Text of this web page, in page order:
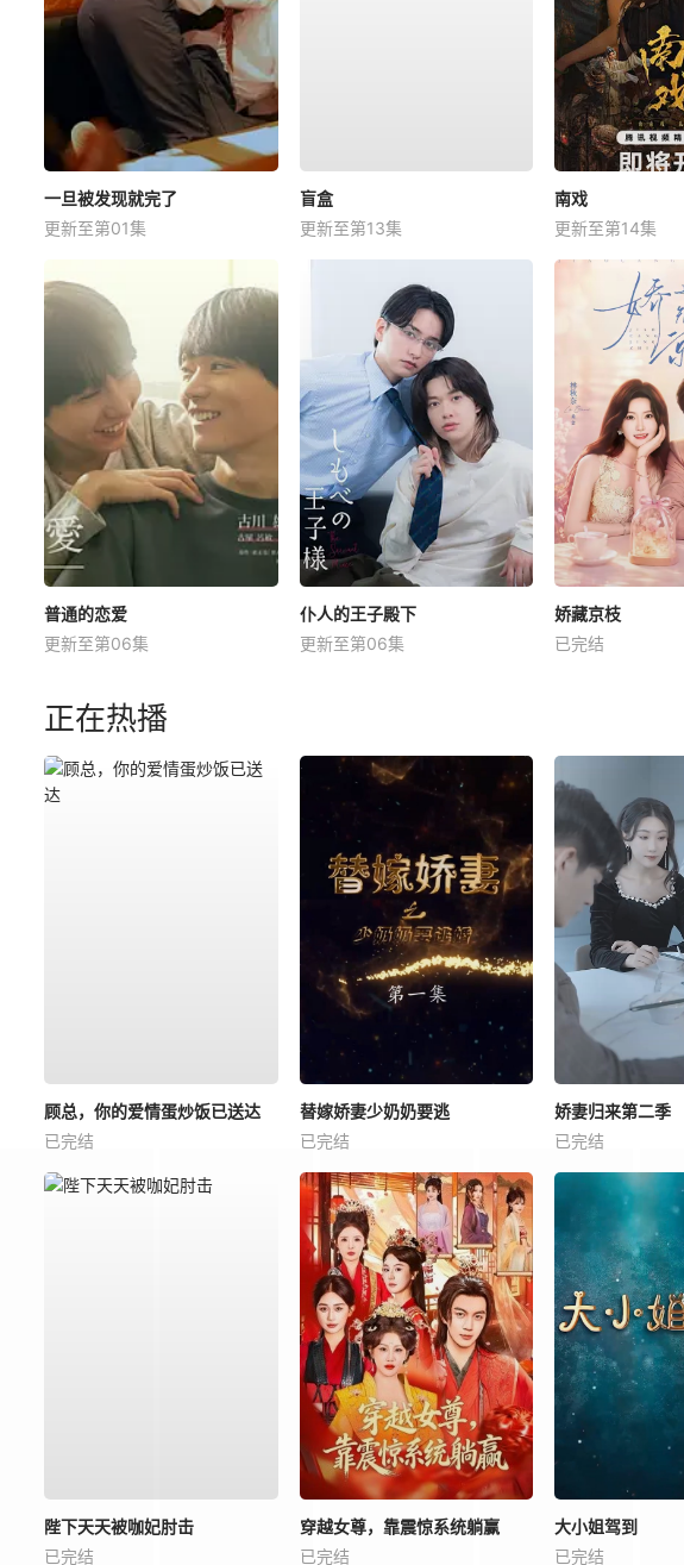
一旦被发现就完了
更新至第01集
盲盒
更新至第13集
南戏
更新至第14集
普通的恋爱
更新至第06集
仆人的王子殿下
更新至第06集
娇藏京枝
已完结
正在热播
顾总，你的爱情蛋炒饭已送达
已完结
替嫁娇妻少奶奶要逃
已完结
娇妻归来第二季
已完结
陛下天天被咖妃肘击
已完结
穿越女尊，靠震惊系统躺赢
已完结
大小姐驾到
已完结